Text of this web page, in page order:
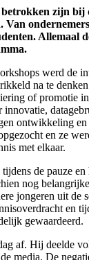
zijn bij
Van
Allemaal
werd de
na te
of promotie
innovatie,
ontwikkeling
en ze
met elkaar.
de pauze en
nog
jongeren uit de
en
gewaardeerd.
af. Hij deelde
media. De